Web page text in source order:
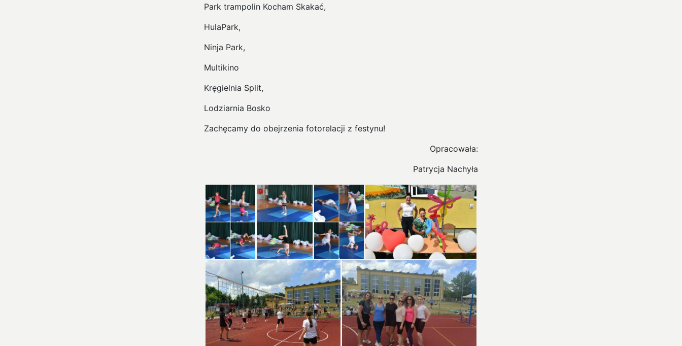
Park trampolin Kocham Skakać,
HulaPark,
Ninja Park,
Multikino
Kręgielnia Split,
Lodziarnia Bosko
Zachęcamy do obejrzenia fotorelacji z festynu!
Opracowała:
Patrycja Nachyła